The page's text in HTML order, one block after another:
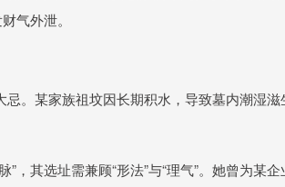
气外泄。
。某家族祖坟因长期积水，导致墓内潮湿
”，其选址需兼顾“形法”与“理气”。她曾为某